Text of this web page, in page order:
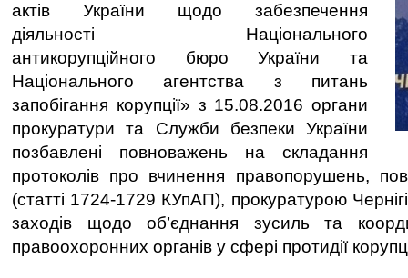
актів України щодо забезпечення
діяльності Національного
антикорупційного бюро України та
Національного агентства з питань
запобігання корупції» з 15.08.2016 органи
прокуратури та Служби безпеки України
позбавлені повноважень на складання
протоколів про вчинення правопорушень,
(статті 1724-1729 КУпАП), прокуратурою
заходів щодо об’єднання зусиль та
правоохоронних органів у сфері протидії